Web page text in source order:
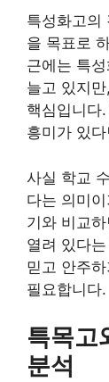
특성화고의
을 목표로
근에는 특
늘고 있지
핵심입니다
흥미가 있
사실 학교
다는 의미
기와 비교
열려 있다
믿고 안주
필요합니다.
특목고
분석